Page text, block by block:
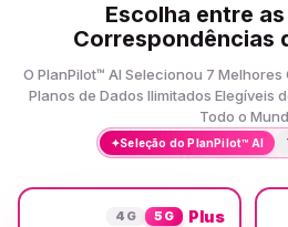
Escolha entre
Correspondências
O PlanPilot™ AI Selecionou 7
Planos de Dados Ilimitados Elegíveis
Todo o
✦Seleção do PlanPilot™ AI
4G 5G Plus